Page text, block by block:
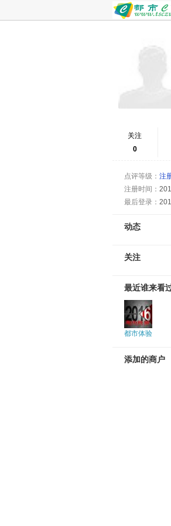
关注
0
点评等级： 注
注册时间：
最后登录：
动态
关注
最近谁来看
都市体验
添加的商户